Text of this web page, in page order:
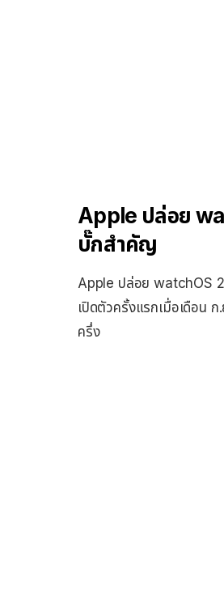
Apple ปล่อย
บั๊กสำคัญ
Apple ปล่อย watchOS
เปิดตัวครั้งแรกเมื่อเดือน
ครึ่ง